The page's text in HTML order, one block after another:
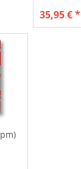
35,95 € *